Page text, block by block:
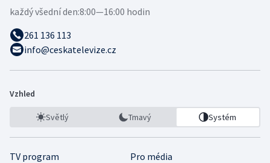
každý všední den:8:00—16:00 hodin
261 136 113
info@ceskatelevize.cz
Vzhled
Světlý Tmavý Systém
TV program Pro média